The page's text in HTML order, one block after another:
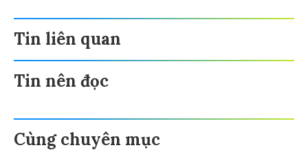
Tin liên quan
Tin nên đọc
Cùng chuyên mục